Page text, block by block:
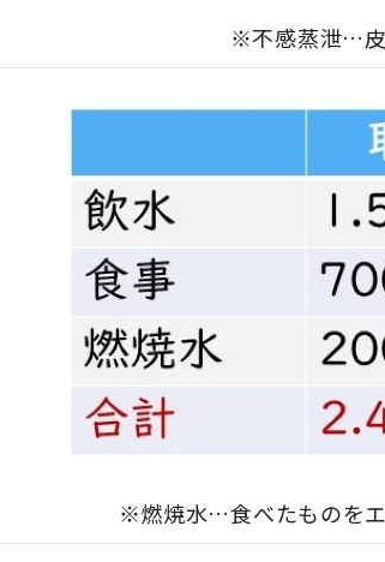
※不感蒸泄…皮
※燃焼水…食べたものを